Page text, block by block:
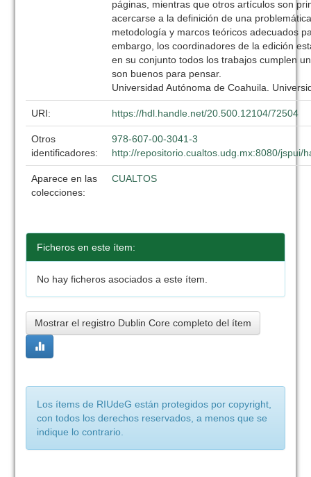
páginas, mientras que otros artículos son
acercarse a la definición de una
metodología y marcos teóricos adecuados
embargo, los coordinadores de la edición
en su conjunto todos los trabajos cumplen
son buenos para pensar.
Universidad Autónoma de Coahuila.
URI: https://hdl.handle.net/20.500.12104/72504
Otros
identificadores:
978-607-00-3041-3
http://repositorio.cualtos.udg.mx:8080/jspui/
Aparece en las
colecciones:
CUALTOS
Ficheros en este ítem:
No hay ficheros asociados a este ítem.
Mostrar el registro Dublin Core completo del ítem
Los ítems de RIUdeG están protegidos por copyright,
con todos los derechos reservados, a menos que se
indique lo contrario.